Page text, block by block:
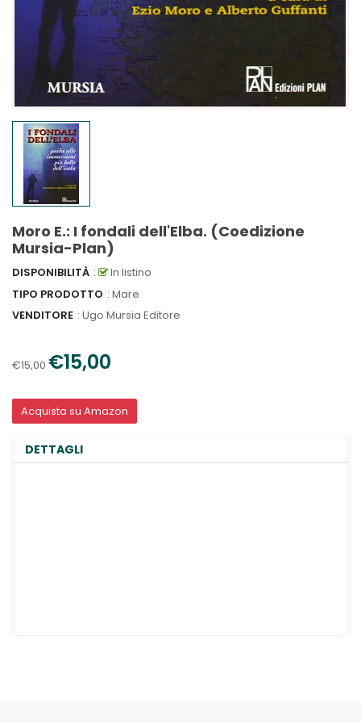
Moro E.: I fondali dell'Elba. (Coedizione
Mursia-Plan)
DISPONIBILITÀ :
In listino
TIPO PRODOTTO : Mare
VENDITORE : Ugo Mursia Editore
€15,00 €15,00
Acquista su Amazon
DETTAGLI